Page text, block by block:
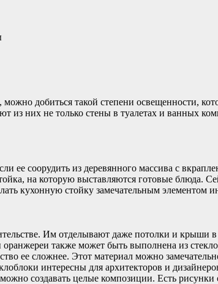
добиться такой степени освещенности,
них не только стены в туалетах и ванных
ее соорудить из деревянного массива с
на которую выставляются готовые блюда.
кухонную стойку замечательным элементом
Им отделывают даже потолки и крыши
также может быть выполнена из
ее сложнее. Этот материал можно
интересны для архитекторов и
создавать целые композиции. Есть